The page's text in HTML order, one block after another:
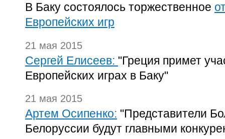
В Баку состоялось торжественное
Европейских игр
21 мая 2015
Сергей Елисеев: "Греция примет
Европейских играх в Баку"
21 мая 2015
Артем Осипенко: "Представители
Белоруссии будут главными